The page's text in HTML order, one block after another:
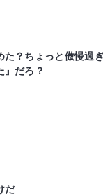
？ちょっと傲慢過
』だろ？
だ